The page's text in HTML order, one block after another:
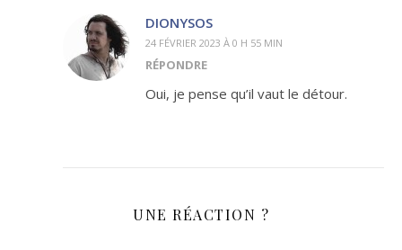
DIONYSOS
24 FÉVRIER 2023 À 0 H 55 MIN
RÉPONDRE
Oui, je pense qu’il vaut le détour.
UNE RÉACTION ?